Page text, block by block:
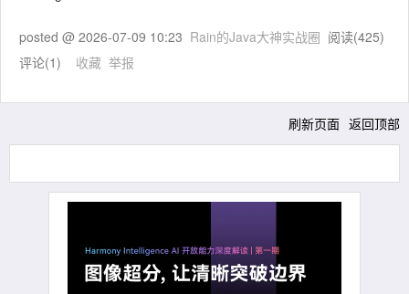
posted @ 2026-07-09 10:23 Rain的Java大神实战圈 阅读(425)
评论(1) 收藏 举报
刷新页面 返回顶部